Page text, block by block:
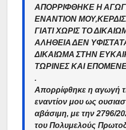
ΑΠΟΡΡΙΦΘΗΚΕ Η
ΕΝΑΝΤΙΟΝ
ΓΙΑΤΙ ΧΩΡΙΣ ΤΟ
ΑΛΗΘΕΙΑ ΔΕΝ
ΔΙΚΑΙΩΜΑ ΣΤΗΝ
ΤΩΡΙΝΕΣ ΚΑΙ
.
Απορρίφθηκε η αγωγή
εναντίον μου ως
αβάσιμη, με την 2796/
του Πολυμελούς